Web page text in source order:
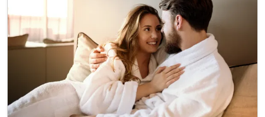
inkl. Upgrade in die Superior-Kategorie
inkl. Nutzung der Sauna mit Relaxbereich
inkl. Nutzung unseres Fitnessbereiches
inkl. Nutzung WLAN